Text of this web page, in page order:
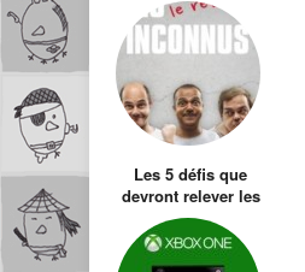
Les 5 défis que
devront relever les
Inconnus pour
revenir en 2014